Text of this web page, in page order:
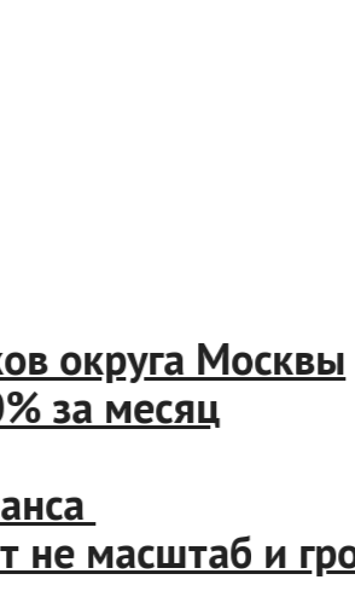
Москвы
месяц
и